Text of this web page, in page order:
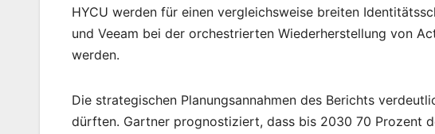
HYCU werden für einen vergleichsweise breiten
und Veeam bei der orchestrierten Wiederherstellung von
werden.
Die strategischen Planungsannahmen des Berichts
dürften. Gartner prognostiziert, dass bis 2030 70 Prozent